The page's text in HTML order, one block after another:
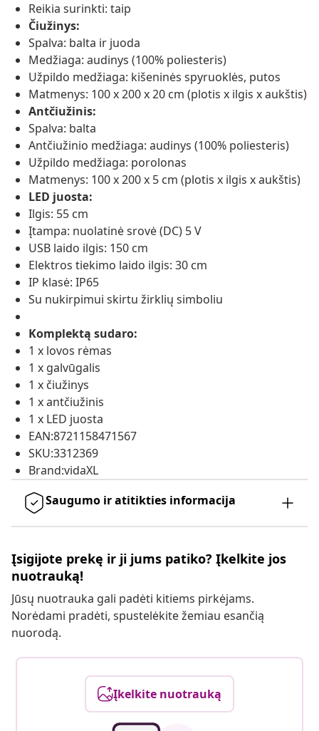
Reikia surinkti: taip
Čiužinys:
Spalva: balta ir juoda
Medžiaga: audinys (100% poliesteris)
Užpildo medžiaga: kišeninės spyruoklės, putos
Matmenys: 100 x 200 x 20 cm (plotis x ilgis x aukštis)
Antčiužinis:
Spalva: balta
Antčiužinio medžiaga: audinys (100% poliesteris)
Užpildo medžiaga: porolonas
Matmenys: 100 x 200 x 5 cm (plotis x ilgis x aukštis)
LED juosta:
Ilgis: 55 cm
Įtampa: nuolatinė srovė (DC) 5 V
USB laido ilgis: 150 cm
Elektros tiekimo laido ilgis: 30 cm
IP klasė: IP65
Su nukirpimui skirtu žirklių simboliu
Komplektą sudaro:
1 x lovos rėmas
1 x galvūgalis
1 x čiužinys
1 x antčiužinis
1 x LED juosta
EAN:8721158471567
SKU:3312369
Brand:vidaXL
Saugumo ir atitikties informacija
Įsigijote prekę ir ji jums patiko? Įkelkite jos
nuotrauką!
Jūsų nuotrauka gali padėti kitiems pirkėjams.
Norėdami pradėti, spustelėkite žemiau esančią
nuorodą.
Įkelkite nuotrauką